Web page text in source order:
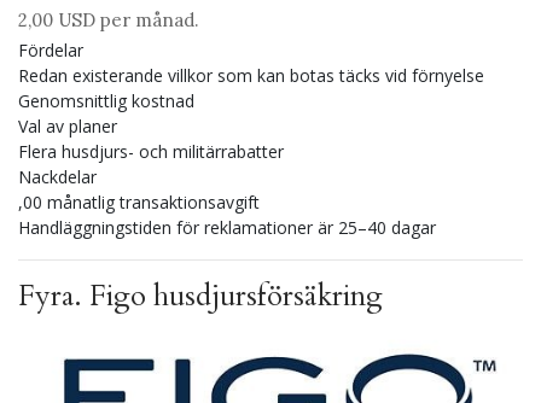
2,00 USD per månad.
Fördelar
Redan existerande villkor som kan botas täcks vid förnyelse
Genomsnittlig kostnad
Val av planer
Flera husdjurs- och militärrabatter
Nackdelar
,00 månatlig transaktionsavgift
Handläggningstiden för reklamationer är 25–40 dagar
Fyra. Figo husdjursförsäkring